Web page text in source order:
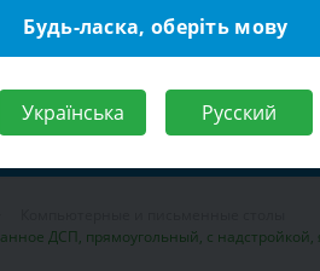
ДСП, прямоугольный, с надстройкой,
Будь-ласка, оберіть мову
Українська Русский